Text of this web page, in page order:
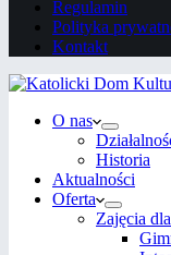
Regulamin
Polityka
Kontakt
O nas
Historia
Aktualności
Oferta
Zajęcia